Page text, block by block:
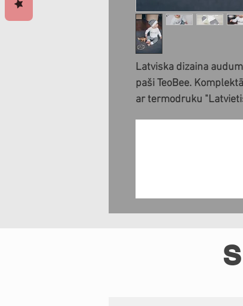
Latviska dizaina
paši TeoBee.
ar termodruku